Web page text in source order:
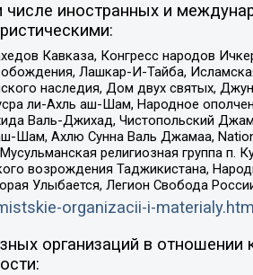
иностранных и
Кавказа, Конгресс народов
Лашкар-И-Тайба,
наследия, Дом двух святых,
ли-Ахль аш-Шам, Народное
Валь-Джихад, Чистопольский
Шам, Ахлю Сунна Валь Джамаа,
религиозная группа п.
возрождения Таджикистана,
Улыбается, Легион Свобода
organizacii-i-materialy.html
организаций в